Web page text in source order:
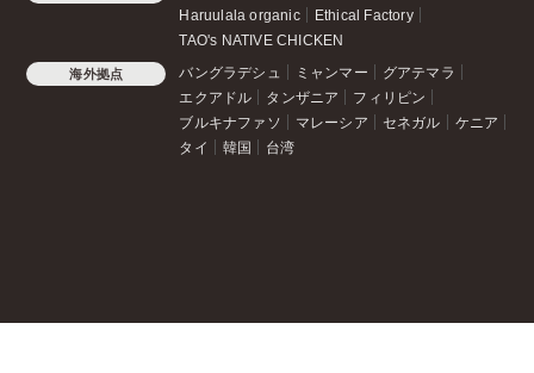
Haruulala organic
Ethical Factory
TAO's NATIVE CHICKEN
海外拠点 バングラデシュ ミャンマー
グアテマラ
エクアドル
タンザニア
フィリピン
ブルキナファソ
マレーシア セネガル
ケニア
タイ
韓国 台湾